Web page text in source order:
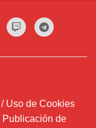
Uso de Cookies
de